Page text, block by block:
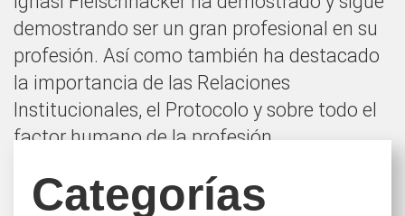
demostrando ser un gran profesional en su
profesión. Así como también ha destacado
la importancia de las Relaciones
Institucionales, el Protocolo y sobre todo el
factor humano de la profesión.
Cabe destacar que al final somos personas,
y es a través de los vínculos entre estas que
Categorías